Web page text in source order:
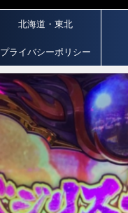
北海道・東北
プライバシーポリシー